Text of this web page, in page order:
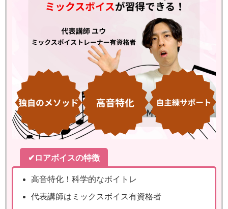
✔ロアボイスの特徴
高音特化！科学的なボイトレ
代表講師はミックスボイス有資格者